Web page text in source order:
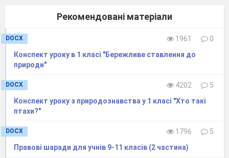
певні посади або займатися
певною діяльністю на строк
від 1 до 5 років.
Проблемне питання
якому українці висловлюють своє
питання – смертна кара потрібна в
нашій державі? Що ви думаєте з
Рекомендовані матеріали
DOCX 1961
0
Конспект уроку в 1 класі "Бережливе ставлення до
природи"
DOCX 4202
5
Конспект уроку з природознавства у 1 класі "Хто такі
птахи?"
DOCX 1796
5
Правові шаради для учнів 9-11 класів (2 частина)